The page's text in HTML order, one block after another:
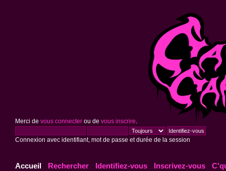
Merci de vous connecterou de vous inscrire
Connexion avec identifiant, mot de passe et durée de la session
Accueil Rechercher Identifiez-vous Inscrivez-vous